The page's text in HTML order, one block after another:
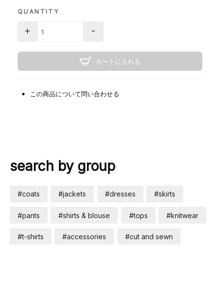
QUANTITY
+ -
カートに入れる
この商品について問い合わせる
search by group
#coats #jackets #dresses #skirts
#pants #shirts & blouse #tops #knitwear
#t-shirts #accessories #cut and sewn